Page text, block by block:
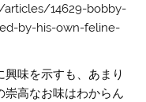
14629-bobby-
by-his-own-feline-
味を示すも、あまり
崇高なお味はわからん